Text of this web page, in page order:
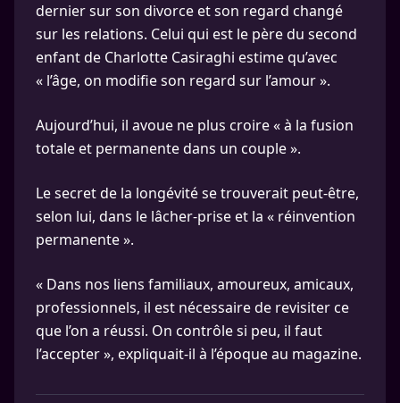
dernier sur son divorce et son regard changé
sur les relations. Celui qui est le père du second
enfant de Charlotte Casiraghi estime qu’avec
« l’âge, on modifie son regard sur l’amour ».
Aujourd’hui, il avoue ne plus croire « à la fusion
totale et permanente dans un couple ».
Le secret de la longévité se trouverait peut-être,
selon lui, dans le lâcher-prise et la « réinvention
permanente ».
« Dans nos liens familiaux, amoureux, amicaux,
professionnels, il est nécessaire de revisiter ce
que l’on a réussi. On contrôle si peu, il faut
l’accepter », expliquait-il à l’époque au magazine.